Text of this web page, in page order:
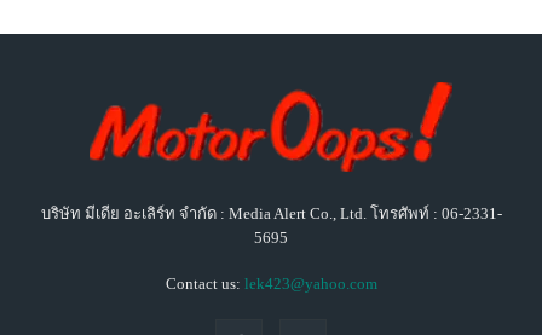
บริษัท มีเดีย อะเลิร์ท จำกัด : Media Alert Co., Ltd. โทรศัพท์ : 06-2331-
5695
Contact us: lek423@yahoo.com